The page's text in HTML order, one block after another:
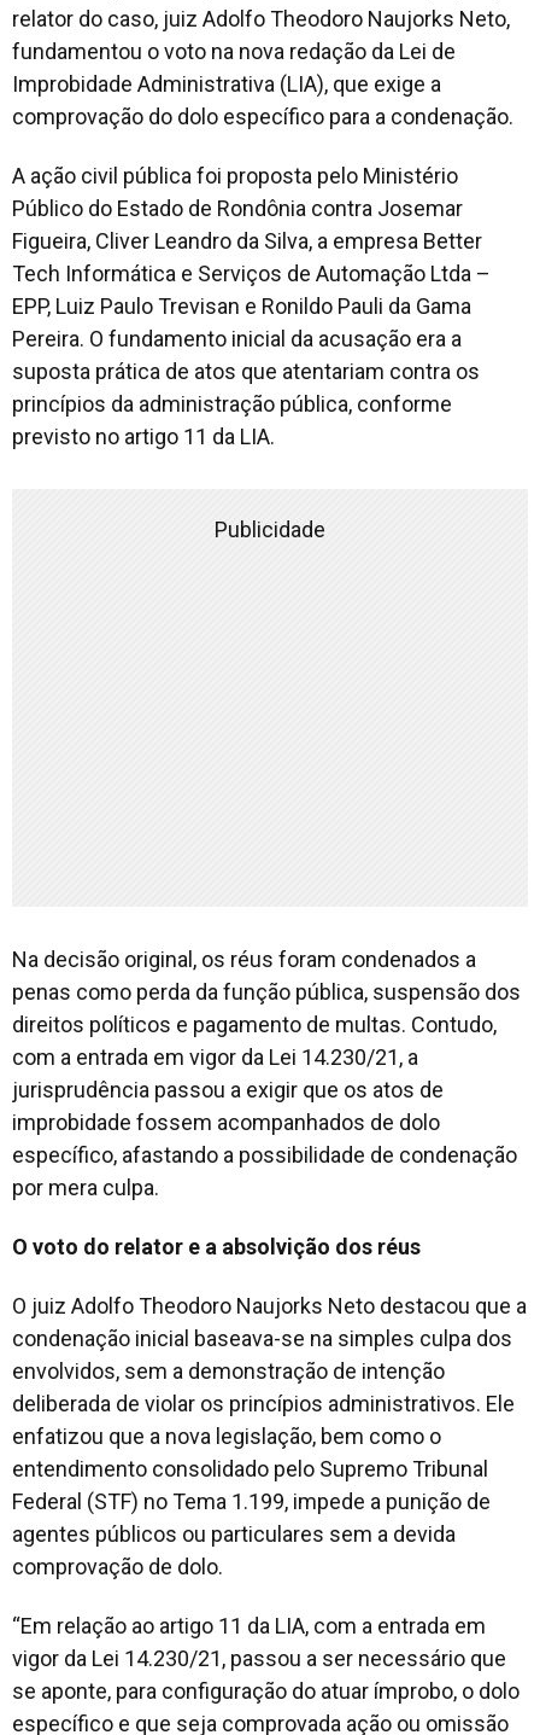
relator do caso, juiz Adolfo Theodoro Naujorks Neto,
fundamentou o voto na nova redação da Lei de
Improbidade Administrativa (LIA), que exige a
comprovação do dolo específico para a condenação.
A ação civil pública foi proposta pelo Ministério
Público do Estado de Rondônia contra Josemar
Figueira, Cliver Leandro da Silva, a empresa Better
Tech Informática e Serviços de Automação Ltda –
EPP, Luiz Paulo Trevisan e Ronildo Pauli da Gama
Pereira. O fundamento inicial da acusação era a
suposta prática de atos que atentariam contra os
princípios da administração pública, conforme
previsto no artigo 11 da LIA.
Publicidade
Na decisão original, os réus foram condenados a
penas como perda da função pública, suspensão dos
direitos políticos e pagamento de multas. Contudo,
com a entrada em vigor da Lei 14.230/21, a
jurisprudência passou a exigir que os atos de
improbidade fossem acompanhados de dolo
específico, afastando a possibilidade de condenação
por mera culpa.
O voto do relator e a absolvição dos réus
O juiz Adolfo Theodoro Naujorks Neto destacou que a
condenação inicial baseava-se na simples culpa dos
envolvidos, sem a demonstração de intenção
deliberada de violar os princípios administrativos. Ele
enfatizou que a nova legislação, bem como o
entendimento consolidado pelo Supremo Tribunal
Federal (STF) no Tema 1.199, impede a punição de
agentes públicos ou particulares sem a devida
comprovação de dolo.
“Em relação ao artigo 11 da LIA, com a entrada em
vigor da Lei 14.230/21, passou a ser necessário que
se aponte, para configuração do atuar ímprobo, o dolo
específico e que seja comprovada ação ou omissão